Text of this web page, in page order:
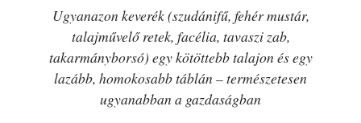
Ugyanazon keverék (szudánifű, fehér mustár,
talajművelő retek, facélia, tavaszi zab,
takarmányborsó) egy kötöttebb talajon és egy
lazább, homokosabb táblán – természetesen
ugyanabban a gazdaságban